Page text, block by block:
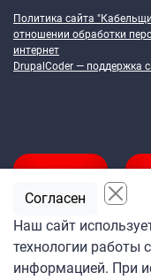
Политика сайта
отношении обработки
интернет
DrupalCoder — поддержка
Подпишитесь
Наш сайт
технологии работы
информацией. При
Согласен